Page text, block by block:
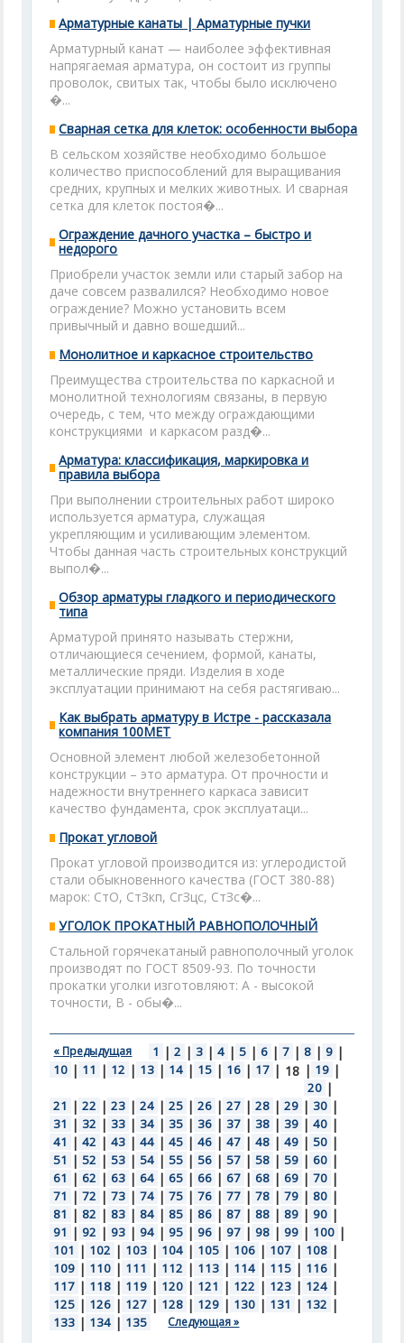
Арматурные канаты | Арматурные пучки
Арматурный канат — наиболее эффективная
напрягаемая арматура, он состоит из группы
проволок, свитых так, чтобы было исключено
�...
Сварная сетка для клеток: особенности выбора
В сельском хозяйстве необходимо большое
количество приспособлений для выращивания
средних, крупных и мелких животных. И сварная
сетка для клеток постоя�...
Ограждение дачного участка – быстро и
недорого
Приобрели участок земли или старый забор на
даче совсем развалился? Необходимо новое
ограждение? Можно установить всем
привычный и давно вошедший...
Монолитное и каркасное строительство
Преимущества строительства по каркасной и
монолитной технологиям связаны, в первую
очередь, с тем, что между ограждающими
конструкциями и каркасом разд�...
Арматура: классификация, маркировка и
правила выбора
При выполнении строительных работ широко
используется арматура, служащая
укрепляющим и усиливающим элементом.
Чтобы данная часть строительных конструкций
выпол�...
Обзор арматуры гладкого и периодического
типа
Арматурой принято называть стержни,
отличающиеся сечением, формой, канаты,
металлические пряди. Изделия в ходе
эксплуатации принимают на себя растягиваю...
Как выбрать арматуру в Истре - рассказала
компания 100МЕТ
Основной элемент любой железобетонной
конструкции – это арматура. От прочности и
надежности внутреннего каркаса зависит
качество фундамента, срок эксплуатаци...
Прокат угловой
Прокат угловой производится из: углеродистой
стали обыкновенного качества (ГОСТ 380-88)
марок: СтО, СтЗкп, СгЗцс, СтЗс�...
УГОЛОК ПРОКАТНЫЙ РАВНОПОЛОЧНЫЙ
Стальной горячекатаный равнополочный уголок
производят по ГОСТ 8509-93. По точности
прокатки уголки изготовляют: А - высокой
точности, В - обы�...
« Предыдущая 1 | 2 | 3 | 4 | 5 | 6 | 7 | 8 | 9 |
10 | 11 | 12 | 13 | 14 | 15 | 16 | 17 | 18 | 19 |
20 |
21 | 22 | 23 | 24 | 25 | 26 | 27 | 28 | 29 | 30 |
31 | 32 | 33 | 34 | 35 | 36 | 37 | 38 | 39 | 40 |
41 | 42 | 43 | 44 | 45 | 46 | 47 | 48 | 49 | 50 |
51 | 52 | 53 | 54 | 55 | 56 | 57 | 58 | 59 | 60 |
61 | 62 | 63 | 64 | 65 | 66 | 67 | 68 | 69 | 70 |
71 | 72 | 73 | 74 | 75 | 76 | 77 | 78 | 79 | 80 |
81 | 82 | 83 | 84 | 85 | 86 | 87 | 88 | 89 | 90 |
91 | 92 | 93 | 94 | 95 | 96 | 97 | 98 | 99 | 100 |
101 | 102 | 103 | 104 | 105 | 106 | 107 | 108 |
109 | 110 | 111 | 112 | 113 | 114 | 115 | 116 |
117 | 118 | 119 | 120 | 121 | 122 | 123 | 124 |
125 | 126 | 127 | 128 | 129 | 130 | 131 | 132 |
133 | 134 | 135 Следующая »